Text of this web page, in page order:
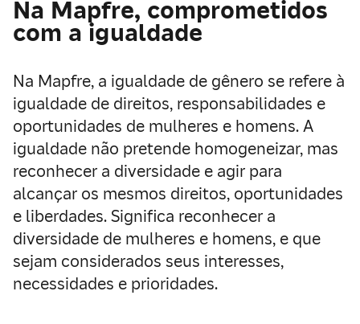
Na Mapfre, comprometidos
com a igualdade
Na Mapfre, a igualdade de gênero se refere à
igualdade de direitos, responsabilidades e
oportunidades de mulheres e homens. A
igualdade não pretende homogeneizar, mas
reconhecer a diversidade e agir para
alcançar os mesmos direitos, oportunidades
e liberdades. Significa reconhecer a
diversidade de mulheres e homens, e que
sejam considerados seus interesses,
necessidades e prioridades.